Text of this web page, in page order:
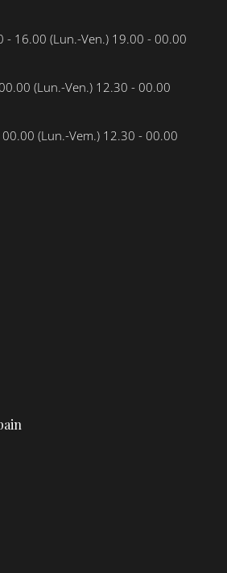
- 16.00 (Lun.-Ven.) 19.00 - 00.00
(Lun.-Ven.) 12.30 - 00.00
(Lun.-Vem.) 12.30 - 00.00